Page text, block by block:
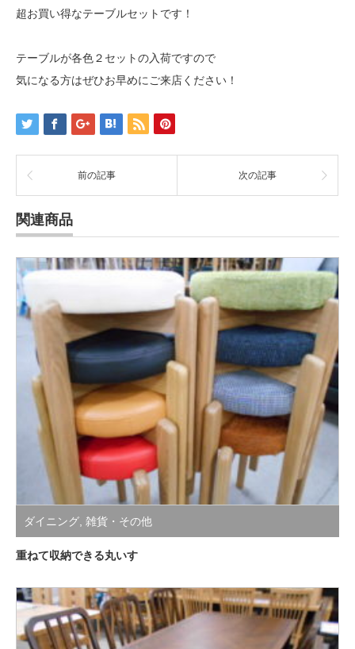
超お買い得なテーブルセットです！
テーブルが各色２セットの入荷ですので
気になる方はぜひお早めにご来店ください！
前の記事 次の記事
関連商品
ダイニング 雑貨・その他
重ねて収納できる丸いす